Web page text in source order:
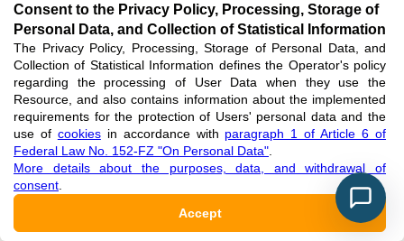
для зоны «тянуть» описанный в данной главе алгоритм не
работает, поскольку значение 490 намного больше
найденных в работе[2]предложений (в ней для зоны
«тянуть» было найдено 10).
Поэтому оценка была произведена только для зоны
«толкать»: найденные представления фреймов в виде
предложений на русском языке были сравнены с
представлением фреймов из работы
. Была подсчитана
Consent to the Privacy Policy, Processing, Storage of
Personal Data, and Collection of Statistical Information
The Privacy Policy, Processing, Storage of Personal Data, and
Collection of Statistical Information defines the Operator's policy
regarding the processing of User Data when they use the
Resource, and also contains information about the implemented
requirements for the protection of Users' personal data and the
use of cookiesin accordance with paragraph 1 of Article 6 of
Federal Law No. 152-FZ "On Personal Data"
More details about the purposes, data, and withdrawal of
consent
Accept